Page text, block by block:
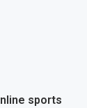
sports